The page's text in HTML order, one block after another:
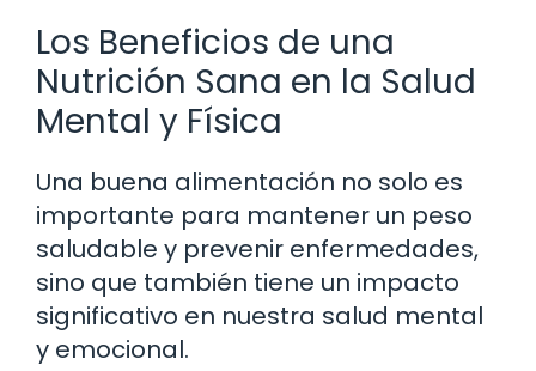
Los Beneficios de una
Nutrición Sana en la Salud
Mental y Física
Una buena alimentación no solo es
importante para mantener un peso
saludable y prevenir enfermedades,
sino que también tiene un impacto
significativo en nuestra salud mental
y emocional.